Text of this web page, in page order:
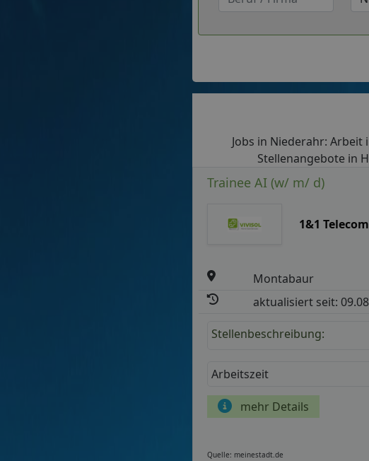
Jobs in Niederahr:
Stellenangebote in
Trainee AI (w/ m/ d)
1&1
Montabaur
aktualisiert seit:
Stellenbeschreibung:
Arbeitszeit
mehr Details
Quelle: meinestadt.de